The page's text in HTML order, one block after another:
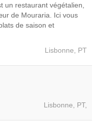
un restaurant végétalien,
de Mouraria. Ici vous
de saison et
Lisbonne, PT
Lisbonne, PT,